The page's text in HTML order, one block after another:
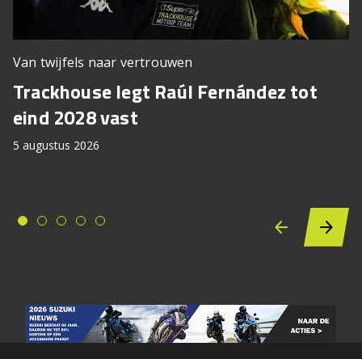
Van twijfels naar vertrouwen
Trackhouse legt Raúl Fernández tot
eind 2028 vast
5 augustus 2026